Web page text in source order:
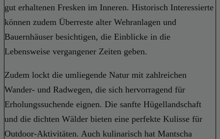
gut erhaltenen Fresken im Inneren. Historisch Interessierte
können zudem Überreste alter Wehranlagen und
Bauernhäuser besichtigen, die Einblicke in die
Lebensweise vergangener Zeiten geben.
Zudem lockt die umliegende Natur mit zahlreichen
Wander- und Radwegen, die sich hervorragend für
Erholungssuchende eignen. Die sanfte Hügellandschaft
und die dichten Wälder bieten eine perfekte Kulisse für
Outdoor-Aktivitäten. Auch kulinarisch hat Mantscha